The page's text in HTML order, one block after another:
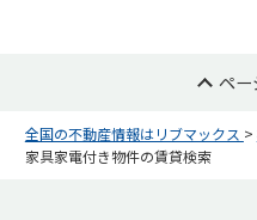
ペ
全国の不動産情報はリブマックス >
家具家電付き物件の賃貸検索